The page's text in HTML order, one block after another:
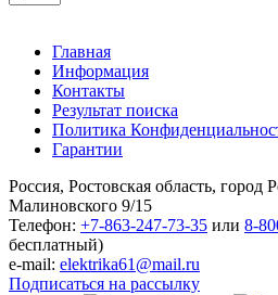
Главная
Информация
Контакты
Результат поиска
Политика
Гарантии
Россия, Ростовская область, город
Малиновского 9/15
Телефон: +7-863-247-73-35 или 8-
бесплатный)
e-mail: elektrika61@mail.ru
Подписаться на рассылку